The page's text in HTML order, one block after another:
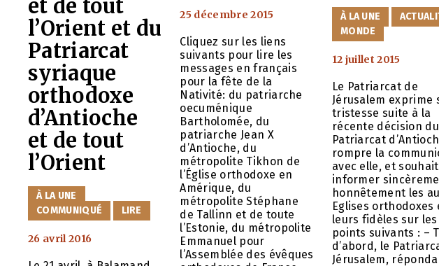
et de tout
l’Orient et du
Patriarcat
syriaque
orthodoxe
d’Antioche
et de tout
l’Orient
CATÉGORIES
À LA UNE
COMMUNIQUÉ
LIRE
26 avril 2016
25 décembre 2015
Cliquez sur les liens
suivants pour lire les
messages en français
pour la fête de la
Nativité: du patriarche
oecuménique
Bartholomée, du
patriarche Jean X
d’Antioche, du
métropolite Tikhon de
l’Église orthodoxe en
Amérique, du
métropolite Stéphane
de Tallinn et de toute
l’Estonie, du métropolite
Emmanuel pour
l’Assemblée des évêques
CATÉGORIES
À LA UNE
MONDE
12 juillet 2015
Le Patriarcat de
Jérusalem exprime
tristesse suite à la
récente décision du
Patriarcat
rompre la
avec elle, et
informer
honnêtement les
Eglises orthodoxes
leurs fidèles sur les
points suivants : –
d’abord, le
Jérusalem,